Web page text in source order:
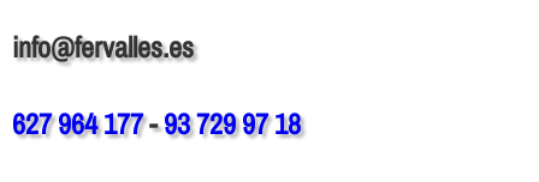
info@fervalles.es
627 964 177-93 729 97 18